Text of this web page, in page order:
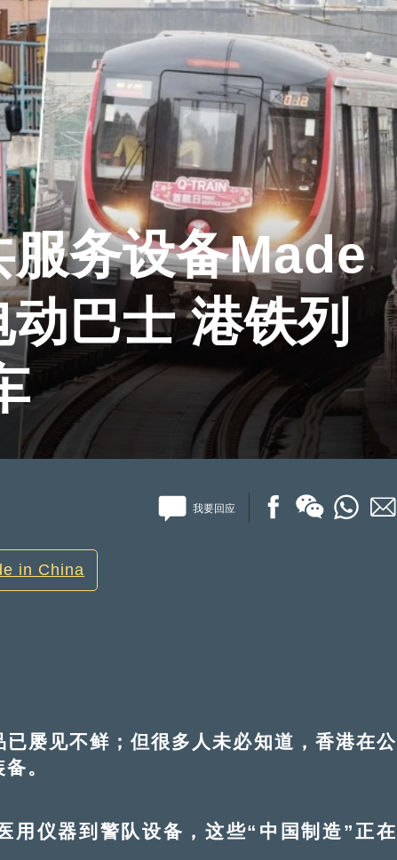
务设备Made
巴士 港铁列
我要回应
in China
见不鲜；但很多人未必知道，香港在公
。
仪器到警队设备，这些“中国制造”正在